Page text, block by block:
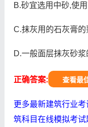
B.砂宜选用中砂,使
C.抹灰用的石灰膏
D.一般面层抹灰砂
正确答案: 查看最
更多最新建筑行业
筑科目在线模拟考试